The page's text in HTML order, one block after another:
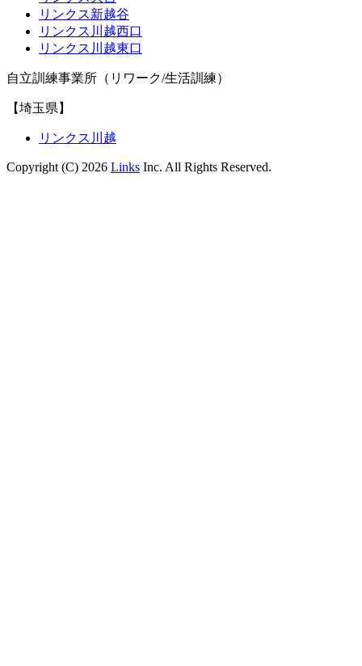
リンクス新越谷
リンクス川越西口
リンクス川越東口
自立訓練事業所（リワーク/生活訓練）
【埼玉県】
リンクス川越
Copyright (C) 2026 Links Inc. All Rights Reserved.